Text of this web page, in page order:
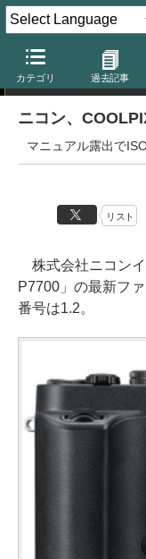
カテゴリ 過去記事
ニュース
ニコン、
マニュアル露出で
リスト
株式会社ニコン
P7700」の最新フ
番号は1.2。